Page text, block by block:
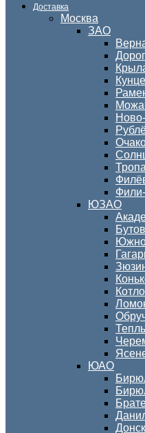
Доставка
Москва
ЗАО
ЮЗАО
ЮАО